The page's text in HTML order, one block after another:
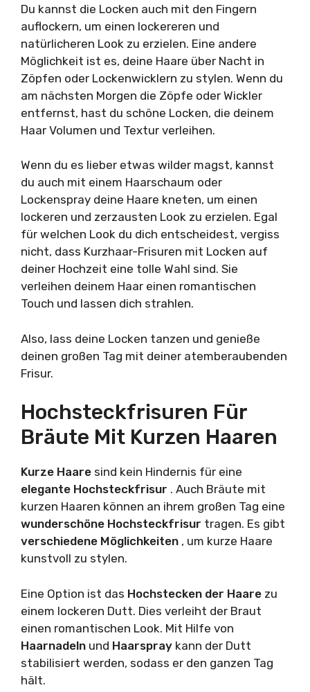
Du kannst die Locken auch mit den Fingern
auflockern, um einen lockereren und
natürlicheren Look zu erzielen. Eine andere
Möglichkeit ist es, deine Haare über Nacht in
Zöpfen oder Lockenwicklern zu stylen. Wenn du
am nächsten Morgen die Zöpfe oder Wickler
entfernst, hast du schöne Locken, die deinem
Haar Volumen und Textur verleihen.
Wenn du es lieber etwas wilder magst, kannst
du auch mit einem Haarschaum oder
Lockenspray deine Haare kneten, um einen
lockeren und zerzausten Look zu erzielen. Egal
für welchen Look du dich entscheidest, vergiss
nicht, dass Kurzhaar-Frisuren mit Locken auf
deiner Hochzeit eine tolle Wahl sind. Sie
verleihen deinem Haar einen romantischen
Touch und lassen dich strahlen.
Also, lass deine Locken tanzen und genieße
deinen großen Tag mit deiner atemberaubenden
Frisur.
Hochsteckfrisuren Für
Bräute Mit Kurzen Haaren
Kurze Haare sind kein Hindernis für eine
elegante Hochsteckfrisur . Auch Bräute mit
kurzen Haaren können an ihrem großen Tag eine
wunderschöne Hochsteckfrisur tragen. Es gibt
verschiedene Möglichkeiten , um kurze Haare
kunstvoll zu stylen.
Eine Option ist das Hochstecken der Haare zu
einem lockeren Dutt. Dies verleiht der Braut
einen romantischen Look. Mit Hilfe von
Haarnadeln und Haarspray kann der Dutt
stabilisiert werden, sodass er den ganzen Tag
hält.